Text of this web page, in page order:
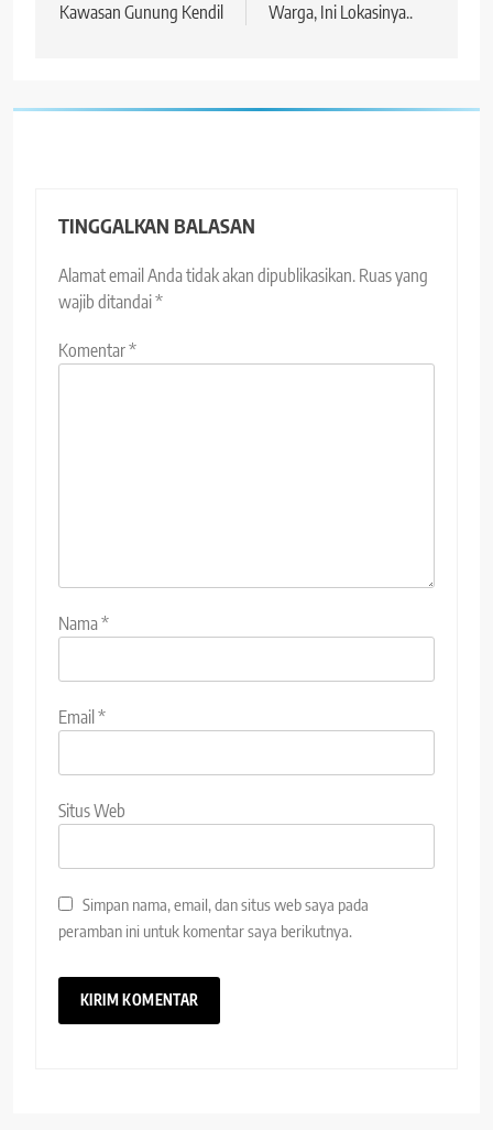
Kawasan Gunung Kendil Warga, Ini Lokasinya..
TINGGALKAN BALASAN
Alamat email Anda tidak akan dipublikasikan. Ruas yang
wajib ditandai*
Komentar*
Nama*
Email *
Situs Web
Simpan nama, email, dan situs web saya pada
peramban ini untuk komentar saya berikutnya.